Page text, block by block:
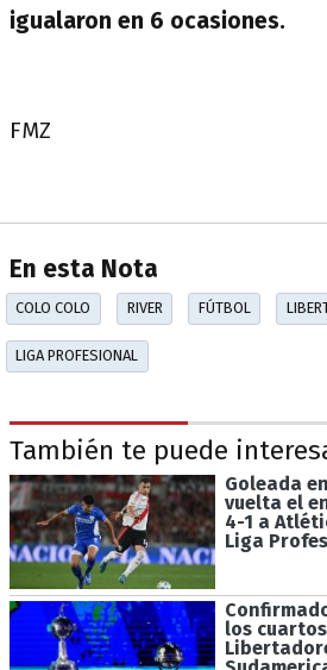
igualaron en 6 ocasiones.
FMZ
En esta Nota
COLO COLO RIVER FÚTBOL
LIGA PROFESIONAL
También te puede
Goleada
vuelta el
4-1 a
Liga
los